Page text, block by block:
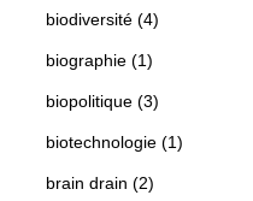
biodiversité (4)
biographie (1)
biopolitique (3)
biotechnologie (1)
brain drain (2)